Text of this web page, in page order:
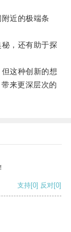
近的极端条
，还有助于探
这种创新的想
来更深层次的
支持[0] 反对[0]